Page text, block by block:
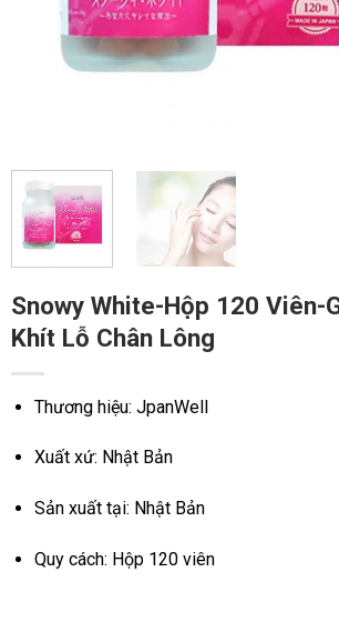
Snowy White-Hộp 120 Viên-
Khít Lỗ Chân Lông
Thương hiệu: JpanWell
Xuất xứ: Nhật Bản
Sản xuất tại: Nhật Bản
Quy cách: Hộp 120 viên